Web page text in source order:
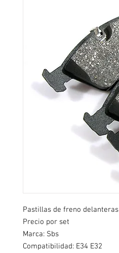
Pastillas de freno delanteras
Precio por set
Marca: Sbs
Compatibilidad: E34 E32